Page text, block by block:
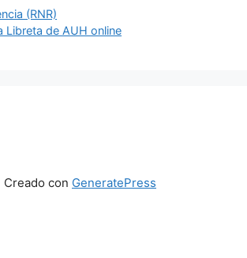
(RNR)
Libreta de AUH online
Creado con GeneratePress